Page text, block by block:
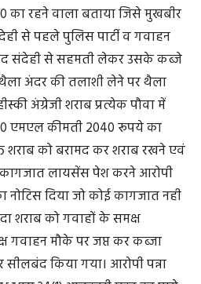
का रहने वाला बताया जिसे मुखबीर
से पहले पुलिस पार्टी व गवाहन
संदेही से सहमती लेकर उसके कब्जे
अंदर की तलाशी लेने पर थैला
अंग्रेजी शराब प्रत्येक पौवा में
एमएल कीमती 2040 रूपये का
शराब को बरामद कर शराब रखने एवं
लायसेंस पेश करने आरोपी
‍दिया जो कोई कागजात नही
शराब को गवाहों के समक्ष
गवाहन मौके पर जप्त कर कब्जा
किया गया। आरोपी पन्ना